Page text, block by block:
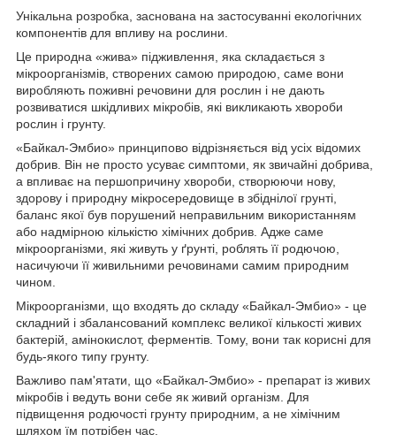
Унікальна розробка, заснована на застосуванні екологічних
компонентів для впливу на рослини.
Це природна «жива» підживлення, яка складається з
мікроорганізмів, створених самою природою, саме вони
виробляють поживні речовини для рослин і не дають
розвиватися шкідливих мікробів, які викликають хвороби
рослин і грунту.
«Байкал-Эмбио» принципово відрізняється від усіх відомих
добрив. Він не просто усуває симптоми, як звичайні добрива,
а впливає на першопричину хвороби, створюючи нову,
здорову і природну мікросередовище в збіднілої грунті,
баланс якої був порушений неправильним використанням
або надмірною кількістю хімічних добрив. Адже саме
мікроорганізми, які живуть у ґрунті, роблять її родючою,
насичуючи її живильними речовинами самим природним
чином.
Мікроорганізми, що входять до складу «Байкал-Эмбио» - це
складний і збалансований комплекс великої кількості живих
бактерій, амінокислот, ферментів. Тому, вони так корисні для
будь-якого типу грунту.
Важливо пам'ятати, що «Байкал-Эмбио» - препарат із живих
мікробів і ведуть вони себе як живий організм. Для
підвищення родючості грунту природним, а не хімічним
шляхом їм потрібен час.